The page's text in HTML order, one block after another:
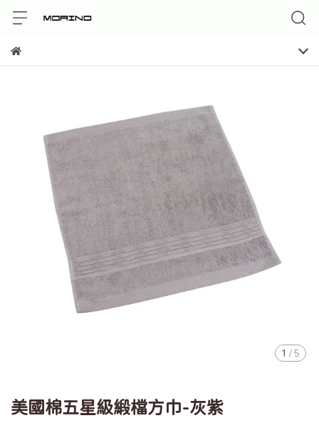
1 / 5
美國棉五星級緞檔方巾-灰紫